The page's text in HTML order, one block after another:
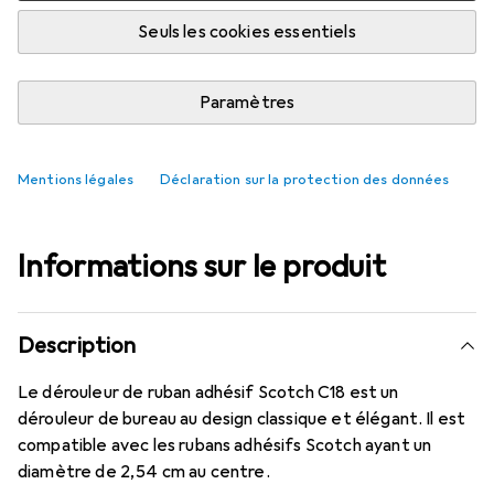
Seuls les cookies essentiels
Paramètres
Mentions légales Déclaration sur la protection des données
Ajouter au panier
Comparer Ajouter à la liste
Informations sur le produit
Description
Le dérouleur de ruban adhésif Scotch C18 est un
dérouleur de bureau au design classique et élégant. Il est
compatible avec les rubans adhésifs Scotch ayant un
diamètre de 2,54 cm au centre.